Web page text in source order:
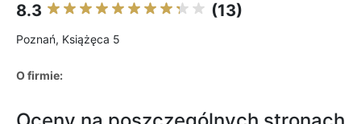
8.3 (13)
Poznań, Książęca 5
O firmie: